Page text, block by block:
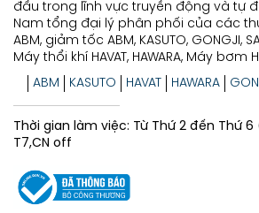
đầu trong lĩnh vực truyền động và tự
Nam tổng đại lý phân phối của các
ABM, giảm tốc ABM, KASUTO, GONGJI,
Máy thổi khí HAVAT, HAWARA, Máy bơm
ABM
KASUTO HAVAT HAWARA
Thời gian làm việc: Từ Thứ 2 đến Thứ
T7,CN off